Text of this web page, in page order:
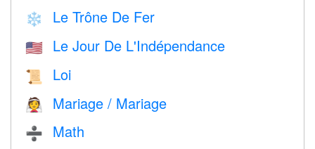
❄️ Le Trône De Fer
🇺🇸 Le Jour De L'Indépendance
📜 Loi
👰 Mariage / Mariage
➗ Math